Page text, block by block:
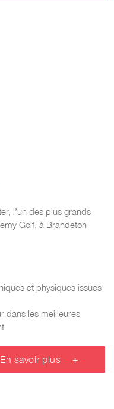
l’un des plus grands
Golf, à Brandeton
et physiques issues
dans les meilleures
En savoir plus +